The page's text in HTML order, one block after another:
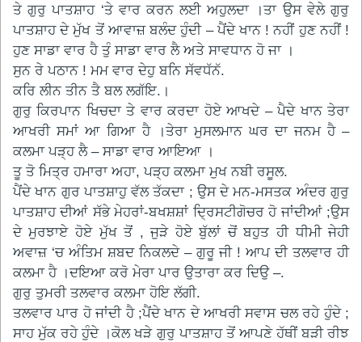
ਤੇ ਗੁਰੁ ਪਾਤਸ਼ਾਹ ‘ਤੇ ਵਾਰ ਕਰਨ ਲਈ ਅਹੁਲਦਾ ।ਤਾ ਉਸ ਵੇਲੇ ਗੁਰੁ
ਪਾਤਸ਼ਾਹ ਦੇ ਮੁੱਖ ਤੋਂ ਆਵਾਜ਼ ਬਲੰਦ ਹੁੰਦੀ – ਪੈਂਦੇ ਖਾਨ ! ਨਹੀਂ ਹੁਣ ਨਹੀਂ !
ਹੁਣ ਸਾਡਾ ਵਾਰ ਹੈ ਤੁੰ ਸਾਡਾ ਵਾਰ ਲੈ ਅਤੇ ਸਾਵਧਾਨ ਹੋ ਜਾ ।
ਸੁਨ ਰੇ ਪਠਾਨ ! ਮਮ ਵਾਰ ਦੇਹੁ ਬਨਿ ਸੱਵਧੱਨੱ.
ਕਰਿ ਲੀਨ ਤੀਨ ਤੈ ਬਲ ਲਗੱਇ.।
ਗੁਰੁ ਕਿਰਪਾਨ ਖਿਚਦਾ ਤੇ ਵਾਰ ਕਰਦਾ ਹੋਏ ਆਖਦੇ – ਪੈਦੇ ਖਾਨ ਤੇਰਾ
ਆਖਰੀ ਸਮਾਂ ਆ ਗਿਆ ਹੈ ।ਤੇਰਾ ਮੁਸਲਮਾਨ ਘਰ ਦਾ ਜਨਮ ਹੈ –
ਕਲਮਾ ਪੜ੍ਹ ਲੈ – ਸਾਡਾ ਵਾਰ ਆਇਆ ।
ਤੂ ਤੋ ਮਿਤ੍ਰ ਹਮਾਰਾ ਅਹਾ, ਪੜ੍ਹ ਕਲਮਾ ਮੁਖ ਨਬੀ ਰਸੂਲ.
ਪੈਂਦੇ ਖਾਨ ਗੁਰ ਪਾਤਸ਼ਾਹੁ ਵੱਲ ਤੱਕਦਾ ; ਉਸ ਦੇ ਮਨ-ਮਸਤਕ ਅੰਦਰ ਗੁਰੁ
ਪਾਤਸ਼ਾਹ ਦੀਆਂ ਸੱਭੇ ਮੇਹਰਾਂ-ਬਖਸ਼ਸ਼ਾਂ ਦ੍ਰਿਸਟੀਗੋਚਰ ਹੋ ਜਾਂਦੀਆਂ ;ਉਸ
ਦੇ ਮੁਰਝਾਏ ਹੋਏ ਮੁੱਖ ਤੋਂ , ਜੁੜੇ ਹੋਏ ਬੁੱਲਾਂ ਚੋਂ ਬਹੁਤ ਹੀ ਧੀਮੀ ਜੇਹੀ
ਅਵਾਜ਼ ‘ਚ ਅੰਤਿਮ ਸ਼ਬਦ ਨਿਕਲਦੇ – ਗੁਰੂ ਜੀ ! ਆਪ ਦੀ ਤਲਵਾਰ ਹੀ
ਕਲਮਾ ਹੈ ।ਦਇਆ ਕਰੋ ਮੇਰਾ ਪਾਰ ਉਤਾਰਾ ਕਰ ਦਿਉ –.
ਗੁਰੁ ਤੁਮਰੀ ਤਲਵਾਰ ਕਲਮਾ ਹੋਇ ਲੱਗੀ.
ਤਲਵਾਰ ਪਾਰ ਹੋ ਜਾਂਦੀ ਹੈ ;ਪੈਂਦੇ ਖਾਨ ਦੇ ਆਖਰੀ ਸਵਾਸ ਚਲ ਰਹੇ ਹੁੰਦੇ ;
ਸਾਹ ਮੁੱਕ ਰਹੇ ਹੁੰਦੇ ।ਕੋਲ ਖੜੇ ਗੁਰੁ ਪਾਤਸ਼ਾਹ ਤੋਂ ਆਪਣੇ ਹੱਥੀਂ ਬੜੀ ਰੀਝ